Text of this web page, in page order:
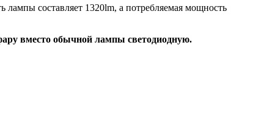
лампы составляет 1320lm, а потребляемая мощность
вместо обычной лампы светодиодную.